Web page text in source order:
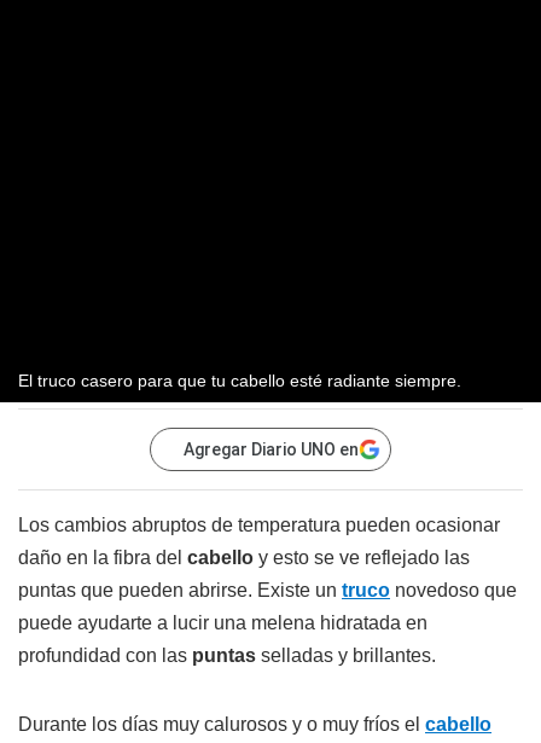
El truco casero para que tu cabello esté radiante siempre.
Agregar Diario UNO en
Los cambios abruptos de temperatura pueden ocasionar
daño en la fibra del cabello y esto se ve reflejado las
puntas que pueden abrirse. Existe un truco novedoso que
puede ayudarte a lucir una melena hidratada en
profundidad con las puntas selladas y brillantes.
Durante los días muy calurosos y o muy fríos el cabello